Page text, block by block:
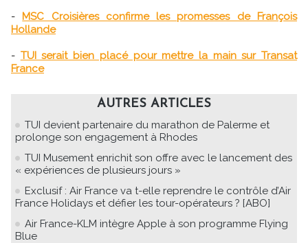
- MSC Croisières confirme les promesses de François
Hollande
- TUI serait bien placé pour mettre la main sur Transat
France
AUTRES ARTICLES
TUI devient partenaire du marathon de Palerme et
prolonge son engagement à Rhodes
TUI Musement enrichit son offre avec le lancement des
« expériences de plusieurs jours »
Exclusif : Air France va t-elle reprendre le contrôle d’Air
France Holidays et défier les tour-opérateurs ? [ABO]
Air France-KLM intègre Apple à son programme Flying
Blue